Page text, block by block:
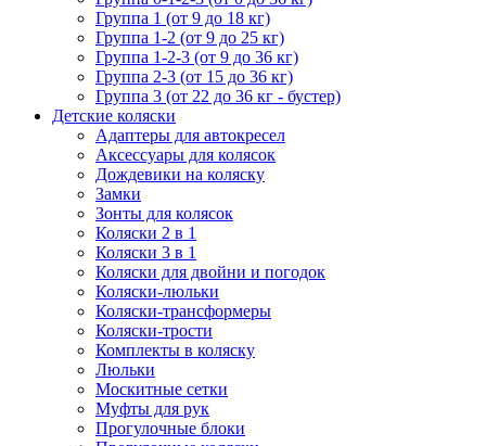
Группа 1 (от 9 до 18 кг)
Группа 1-2 (от 9 до 25 кг)
Группа 1-2-3 (от 9 до 36 кг)
Группа 2-3 (от 15 до 36 кг)
Группа 3 (от 22 до 36 кг - бустер)
Детские коляски
Адаптеры для автокресел
Аксессуары для колясок
Дождевики на коляску
Замки
Зонты для колясок
Коляски 2 в 1
Коляски 3 в 1
Коляски для двойни и погодок
Коляски-люльки
Коляски-трансформеры
Коляски-трости
Комплекты в коляску
Люльки
Москитные сетки
Муфты для рук
Прогулочные блоки